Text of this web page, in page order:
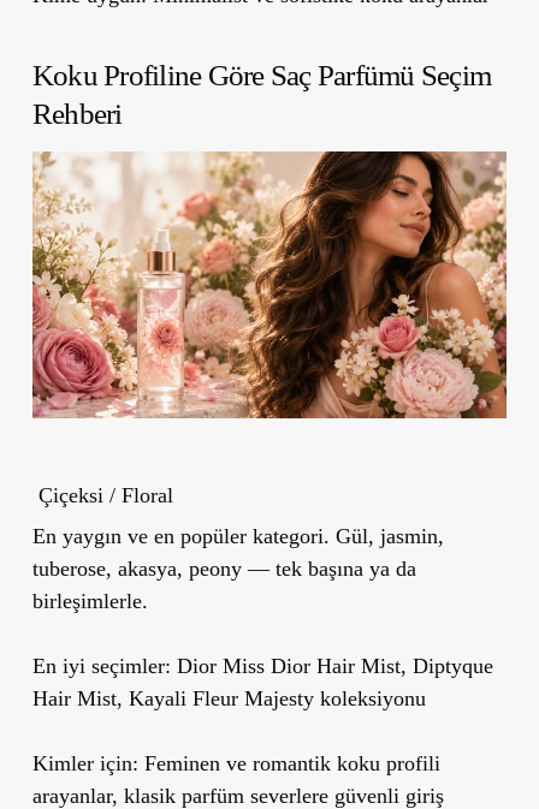
Koku Profiline Göre Saç Parfümü Seçim
Rehberi
Çiçeksi / Floral
En yaygın ve en popüler kategori. Gül, jasmin,
tuberose, akasya, peony — tek başına ya da
birleşimlerle.
En iyi seçimler: Dior Miss Dior Hair Mist, Diptyque
Hair Mist, Kayali Fleur Majesty koleksiyonu
Kimler için: Feminen ve romantik koku profili
arayanlar, klasik parfüm severlere güvenli giriş